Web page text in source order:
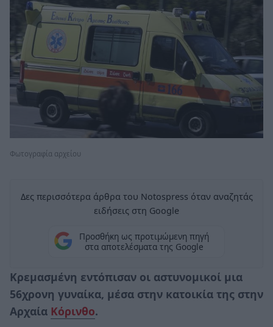
Φωτογραφία αρχείου
Δες περισσότερα άρθρα του Notospress όταν αναζητάς
ειδήσεις στη Google
Προσθήκη ως προτιμώμενη πηγή
στα αποτελέσματα της Google
Κρεμασμένη εντόπισαν οι αστυνομικοί μια
56χρονη γυναίκα, μέσα στην κατοικία της στην
Αρχαία Κόρινθο.